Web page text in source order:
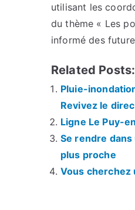
utilisant les
du thème « Les
informé des
Related Posts:
Pluie-
Revivez le
Ligne Le Puy-
Se rendre
plus proche
Vous cherchez